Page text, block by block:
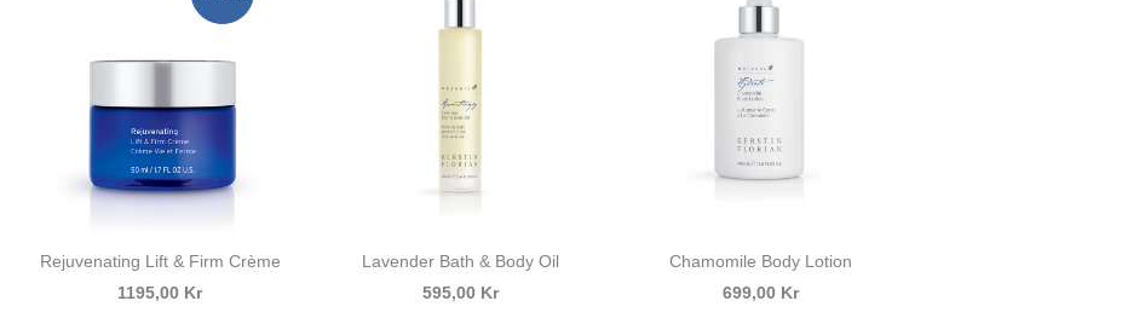
Rejuvenating Lift & Firm Crème
1195,00 Kr
Lavender Bath & Body Oil
595,00 Kr
Chamomile Body Lotion
699,00 Kr